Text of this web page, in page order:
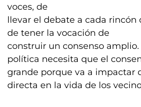
voces, de
llevar el debate a cada rincón
de tener la vocación de
construir un consenso
política necesita que el
grande porque va a impactar
directa en la vida de los